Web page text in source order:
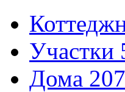
Участки
Дома 207